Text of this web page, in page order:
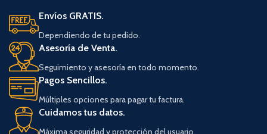
Envíos GRATIS.
Dependiendo de tu pedido.
Asesoría de Venta.
Seguimiento y asesoría en todo momento.
Pagos Sencillos.
Múltiples opciones para pagar tu factura.
Cuidamos tus datos.
Máxima seguridad y protección del usuario.